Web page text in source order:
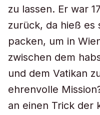
zu lassen. Er war
zurück, da hieß es
packen, um in
zwischen dem
und dem Vatikan
ehrenvolle
an einen Trick der